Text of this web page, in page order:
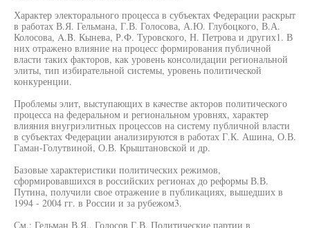
Характер электорального процесса в субъектах Федерации раскрыт
в работах В.Я. Гельмана, Г.В. Голосова, А.Ю. Глубоцкого, В.А.
Колосова, A.B. Кынева, Р.Ф. Туровского, Н. Петрова и других1. В
них отражено влияние на процесс формирования публичной
власти таких факторов, как уровень консолидации региональной
элиты, тип избирательной системы, уровень политической
конкуренции.
Проблемы элит, выступающих в качестве акторов политического
процесса на федеральном и региональном уровнях, характер
влияния внугриэлитных процессов на систему публичной власти
в субъектах Федерации анализируются в работах Г.К. Ашина, О.В.
Гаман-Голутвиной, О.В. Крыштановской и др.
Базовые характеристики политических режимов,
сформировавшихся в российских регионах до реформы В.В.
Путина, получили свое отражение в публикациях, вышедших в
1994 - 2004 гг. в России и за рубежом3.
См.: Гельман В.Я., Голосов Г.В. Политические партии в